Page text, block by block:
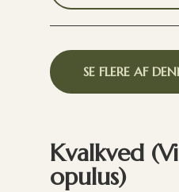
SE FLERE AF
Kvalkved
opulus)